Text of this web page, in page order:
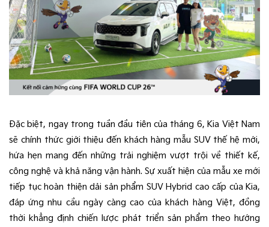
Đặc biệt, ngay trong tuần đầu tiên của tháng 6, Kia Việt Nam
sẽ chính thức giới thiệu đến khách hàng mẫu SUV thế hệ mới,
hứa hẹn mang đến những trải nghiệm vượt trội về thiết kế,
công nghệ và khả năng vận hành. Sự xuất hiện của mẫu xe mới
tiếp tục hoàn thiện dải sản phẩm SUV Hybrid cao cấp của Kia,
đáp ứng nhu cầu ngày càng cao của khách hàng Việt, đồng
thời khẳng định chiến lược phát triển sản phẩm theo hướng